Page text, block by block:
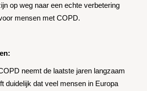
op weg naar een echte verbetering
mensen met COPD.
neemt de laatste jaren langzaam
duidelijk dat veel mensen in Europa